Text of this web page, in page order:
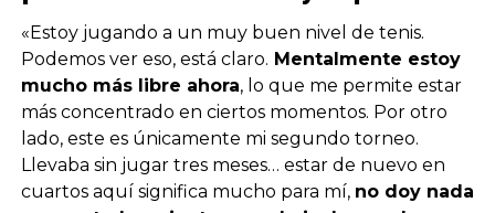
«Estoy jugando a un muy buen nivel de tenis.
Podemos ver eso, está claro. Mentalmente estoy
mucho más libre ahora, lo que me permite estar
más concentrado en ciertos momentos. Por otro
lado, este es únicamente mi segundo torneo.
Llevaba sin jugar tres meses… estar de nuevo en
cuartos aquí significa mucho para mí, no doy nada